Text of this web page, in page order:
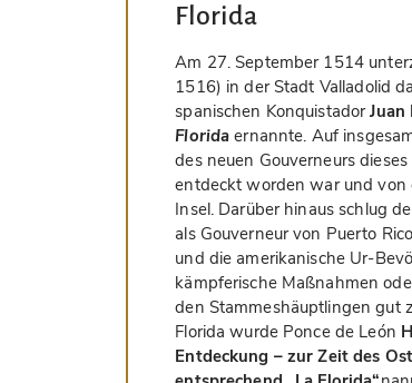
Florida
Am 27. September 1514
1516) in der Stadt Valladolid
spanischen KonquistadorJuan
Florida ernannte. Auf
des neuen Gouverneurs
entdeckt worden war und von
Insel. Darüber hinaus schlug
als Gouverneur von Puerto
und die amerikanische Ur-
kämpferische Maßnahmen
den Stammeshäuptlingen gut
Florida wurde Ponce de León
Entdeckung – zur Zeit des